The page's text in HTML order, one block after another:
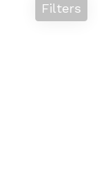
Filters